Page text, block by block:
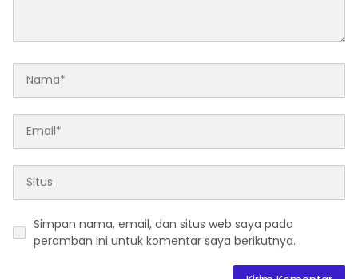
Simpan nama, email, dan situs web saya pada
peramban ini untuk komentar saya berikutnya.